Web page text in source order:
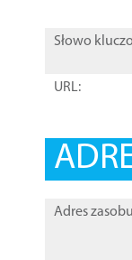
Słowo
URL:
Adres